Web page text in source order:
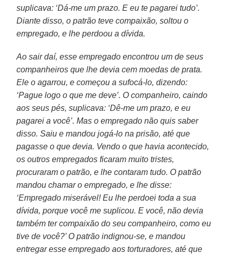
suplicava: ‘Dá-me um prazo. E eu te pagarei tudo’.
Diante disso, o patrão teve compaixão, soltou o
empregado, e lhe perdoou a dívida.
Ao sair daí, esse empregado encontrou um de seus
companheiros que lhe devia cem moedas de prata.
Ele o agarrou, e começou a sufocá-lo, dizendo:
‘Pague logo o que me deve’. O companheiro, caindo
aos seus pés, suplicava: ‘Dê-me um prazo, e eu
pagarei a você’. Mas o empregado não quis saber
disso. Saiu e mandou jogá-lo na prisão, até que
pagasse o que devia. Vendo o que havia acontecido,
os outros empregados ficaram muito tristes,
procuraram o patrão, e lhe contaram tudo. O patrão
mandou chamar o empregado, e lhe disse:
‘Empregado miserável! Eu lhe perdoei toda a sua
dívida, porque você me suplicou. E você, não devia
também ter compaixão do seu companheiro, como eu
tive de você?’ O patrão indignou-se, e mandou
entregar esse empregado aos torturadores, até que